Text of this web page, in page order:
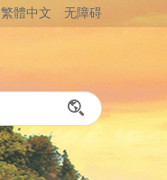
繁體中文 无障碍